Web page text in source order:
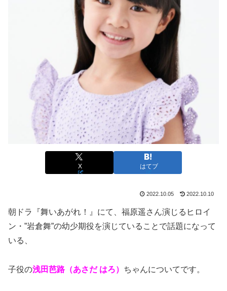
X はてブ
2022.10.05 2022.10.10
朝ドラ『舞いあがれ！』にて、福原遥さん演じるヒロイ
ン・”岩倉舞”の幼少期役を演じていることで話題になって
いる、
子役の浅田芭路（あさだ はろ） ちゃんについてです。